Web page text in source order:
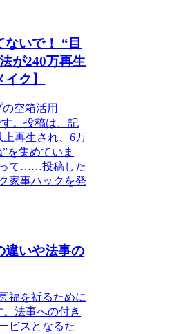
いで！ “目
が240万再生
ク】
空箱活用
。投稿は、記
上再生され、6万
を集めていま
て……投稿した
家事ハックを発
違いや法事の
福を祈るために
法事への付き
ビスとなるた